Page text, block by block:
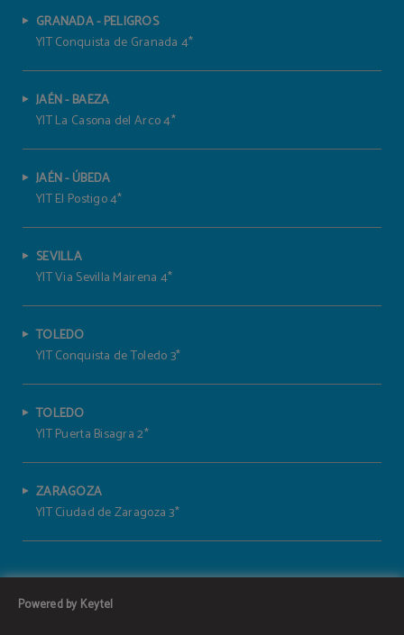
GRANADA - PELIGROS
YIT Conquista de Granada 4*
JAÉN - BAEZA
YIT La Casona del Arco 4*
JAÉN - ÚBEDA
YIT El Postigo 4*
SEVILLA
YIT Via Sevilla Mairena 4*
TOLEDO
YIT Conquista de Toledo 3*
TOLEDO
YIT Puerta Bisagra 2*
ZARAGOZA
YIT Ciudad de Zaragoza 3*
Powered by Keytel